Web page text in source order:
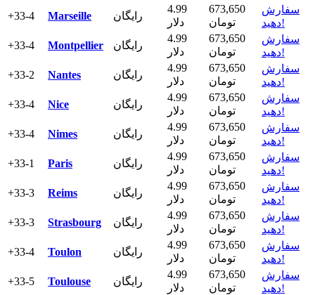
+33-4
Marseille رایگان
4.99
دلار
673,650
تومان
سفارش
دهید!
+33-4
Montpellier رایگان
4.99
دلار
673,650
تومان
سفارش
دهید!
+33-2
Nantes رایگان
4.99
دلار
673,650
تومان
سفارش
دهید!
+33-4
Nice رایگان
4.99
دلار
673,650
تومان
سفارش
دهید!
+33-4
Nimes رایگان
4.99
دلار
673,650
تومان
سفارش
دهید!
+33-1
Paris رایگان
4.99
دلار
673,650
تومان
سفارش
دهید!
+33-3
Reims رایگان
4.99
دلار
673,650
تومان
سفارش
دهید!
+33-3
Strasbourg رایگان
4.99
دلار
673,650
تومان
سفارش
دهید!
+33-4
Toulon رایگان
4.99
دلار
673,650
تومان
سفارش
دهید!
+33-5
Toulouse رایگان
4.99
دلار
673,650
تومان
سفارش
دهید!